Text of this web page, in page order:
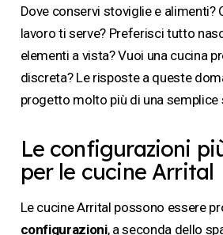
Dove conservi stoviglie e alimenti?
lavoro ti serve? Preferisci tutto
elementi a vista? Vuoi una cucina
discreta? Le risposte a queste
progetto molto più di una semplice
Le configurazioni
per le cucine Arrital
Le cucine Arrital possono essere
configurazioni, a seconda dello